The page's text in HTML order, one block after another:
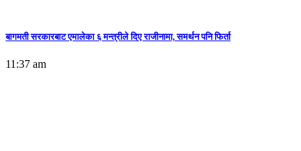
बागमती सरकारबाट एमालेका ६ मन्त्रीले दिए राजीनामा, समर्थन पनि फिर्ता
11:37 am